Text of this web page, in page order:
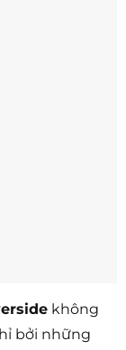
không
bởi những